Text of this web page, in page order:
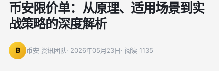
币安限价单：从原理、适用场景到实
战策略的深度解析
B 币安 资讯团队· 2026年05月23日· 阅读 1135